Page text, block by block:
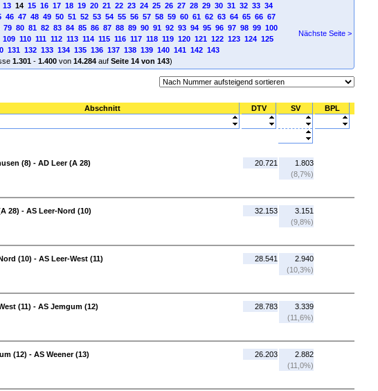
1314 15 16 17 18 19 20 21 22 23 24 25 26 27 28 29 30 31 32 33 34
46 47 48 49 50 51 52 53 54 55 56 57 58 59 60 61 62 63 64 65 66 67
79 80 81 82 83 84 85 86 87 88 89 90 91 92 93 94 95 96 97 98 99 100
109 110 111 112 113 114 115 116 117 118 119 120 121 122 123 124 125
131 132 133 134 135 136 137 138 139 140 141 142 143
1.301- 1.400von 14.284auf Seite 14 von 143)
Nächste Seite >
Abschnitt DTV SV BPL
(8) - AD Leer (A 28)
20.721
1.803
(8,7%)
28) - AS Leer-Nord (10)
32.153
3.151
(9,8%)
(10) - AS Leer-West (11)
28.541
2.940
(10,3%)
(11) - AS Jemgum (12)
28.783
3.339
(11,6%)
(12) - AS Weener (13)
26.203
2.882
(11,0%)